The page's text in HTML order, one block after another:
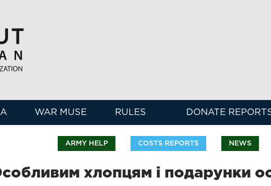
WAR MUSE RULES DONATE
ARMY HELP COSTS REPORTS NEWS
хлопцям і подарунки